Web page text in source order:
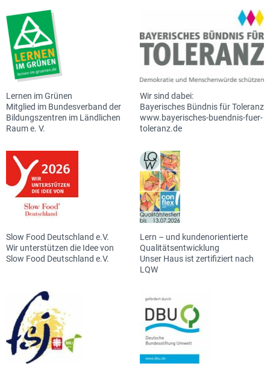
Lernen im Grünen
Mitglied im Bundesverband der
Bildungszentren im Ländlichen
Raum e. V.
Wir sind dabei:
Bayerisches Bündnis für Toleranz
www.bayerisches-buendnis-fuer-
toleranz.de
Slow Food Deutschland e.V.
Wir unterstützen die Idee von
Slow Food Deutschland e.V.
Lern – und kundenorientierte
Qualitätsentwicklung
Unser Haus ist zertifiziert nach
LQW